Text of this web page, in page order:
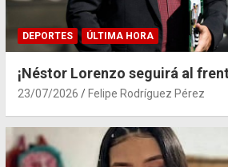
DEPORTES ÚLTIMA HORA
¡Néstor Lorenzo seguirá al
23/07/2026 Felipe Rodríguez Pérez